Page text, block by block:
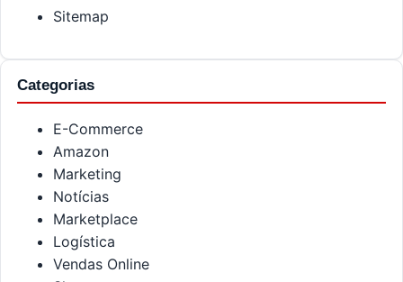
Sitemap
Categorias
E-Commerce
Amazon
Marketing
Notícias
Marketplace
Logística
Vendas Online